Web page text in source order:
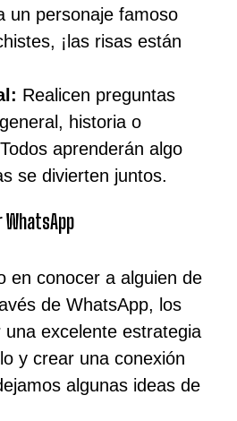
un personaje famoso
¡las risas están
Realicen preguntas
historia o
aprenderán algo
se divierten juntos.
en conocer a alguien de
de WhatsApp, los
una excelente estrategia
y crear una conexión
algunas ideas de